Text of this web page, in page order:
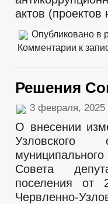
актов
Опубликовано в
Комментарии к
Решения
3 февраля, 2025
О внесении
Узловского
Совета
поселения
Червленно-